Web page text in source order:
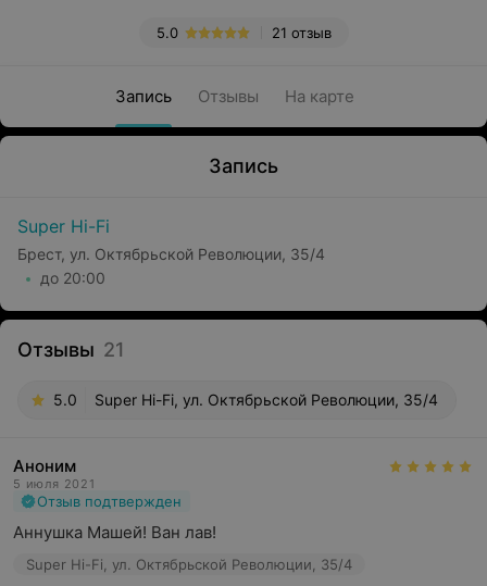
21 отзыв
5.0
Запись Отзывы На карте
Запись
Super Hi-Fi
Брест, ул. Октябрьской Революции, 35/4
до 20:00
Отзывы 21
5.0 Super Hi-Fi, ул. Октябрьской Революции, 35/4
Аноним
5 июля 2021
Отзыв подтвержден
Аннушка Машей! Ван лав!
Super Hi-Fi, ул. Октябрьской Революции, 35/4